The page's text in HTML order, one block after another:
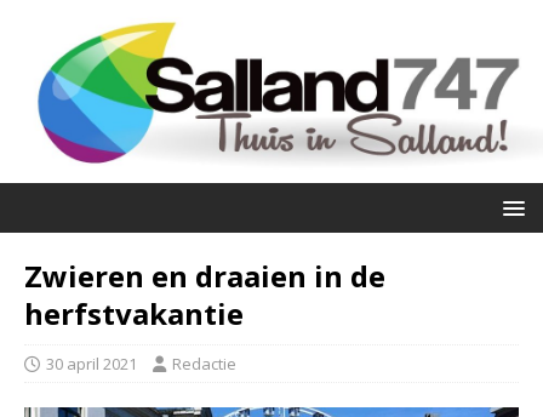
Zwieren en draaien in de
herfstvakantie
30 april 2021 Redactie